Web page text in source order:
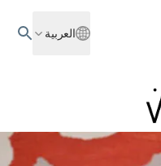
العربية